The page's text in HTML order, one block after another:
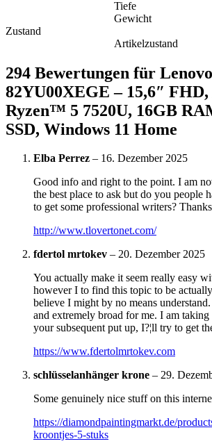
Tiefe
Gewicht
Zustand
Artikelzustand
294 Bewertungen für
82YU00XEGE – 15,6″
Ryzen™ 5 7520U, 16GB
SSD, Windows 11 Home
Elba Perrez – 16. Dezember 2025
Good info and right to the point. I am
the best place to ask but do you people
to get some professional writers?
http://www.tlovertonet.com/
fdertol mrtokev – 20. Dezember 2025
You actually make it seem really easy
however I to find this topic to be
believe I might by no means
and extremely broad for me. I am
your subsequent put up, I?¦ll try to get
https://www.fdertolmrtokev.com
schlüsselanhänger krone – 29.
Some genuinely nice stuff on this
https://diamondpaintingmarkt.de/
kroontjes-5-stuks